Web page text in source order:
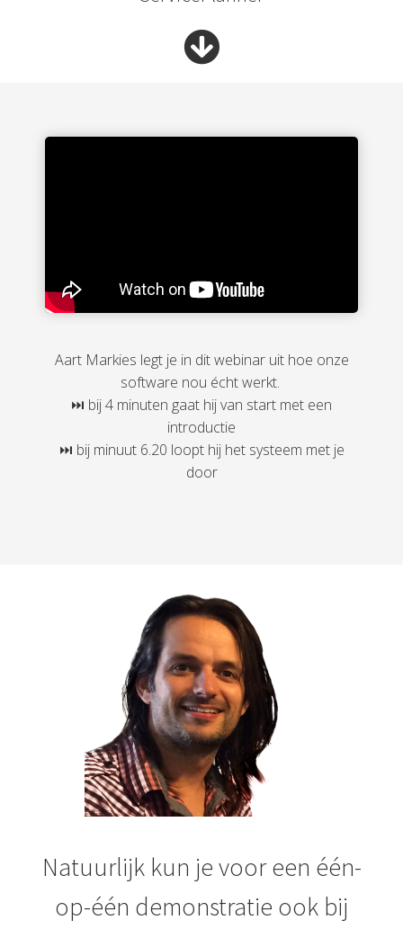
Aart Markies legt je in dit webinar uit hoe onze
software nou écht werkt.
⏭ bij 4 minuten gaat hij van start met een
introductie
⏭ bij minuut 6.20 loopt hij het systeem met je
door
Natuurlijk kun je voor een één-
op-één demonstratie ook bij